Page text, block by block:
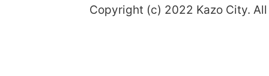
Copyright (c) 2022 Kazo City.